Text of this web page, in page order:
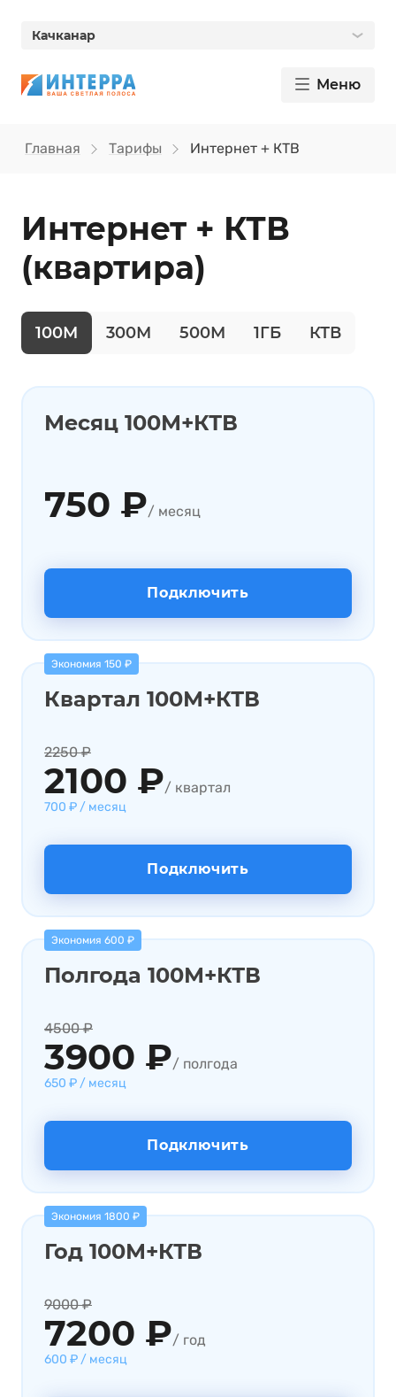
Качканар
Меню
Главная Тарифы Интернет + КТВ
Интернет + КТВ
(квартира)
100М 300М 500М 1ГБ КТВ
Месяц 100М+КТВ
750 ₽/ месяц
Подключить
Экономия 150 ₽
Квартал 100М+КТВ
2250 ₽
2100 ₽/ квартал
700 ₽ / месяц
Подключить
Экономия 600 ₽
Полгода 100М+КТВ
4500 ₽
3900 ₽/ полгода
650 ₽ / месяц
Подключить
Экономия 1800 ₽
Год 100М+КТВ
9000 ₽
7200 ₽/ год
600 ₽ / месяц